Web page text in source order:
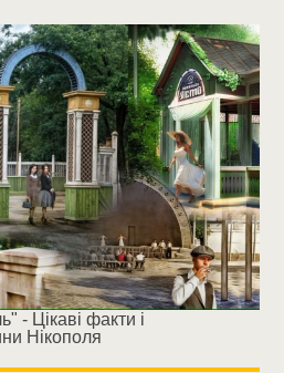
- Цікаві факти і
Нікополя